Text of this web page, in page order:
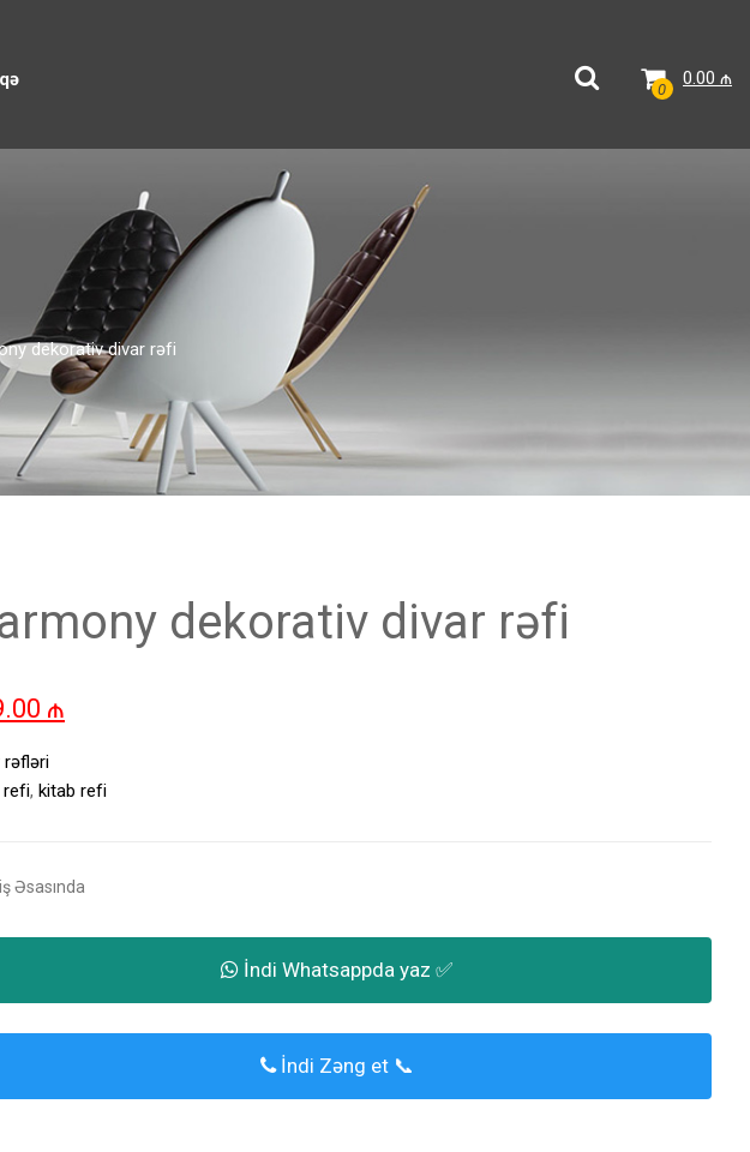
0.00 ₼
0
dekorativ divar rəfi
dekorativ divar rəfi
₼
rəfləri
refi, kitab refi
Əsasında
İndi Whatsappda yaz ✅
İndi Zəng et 📞